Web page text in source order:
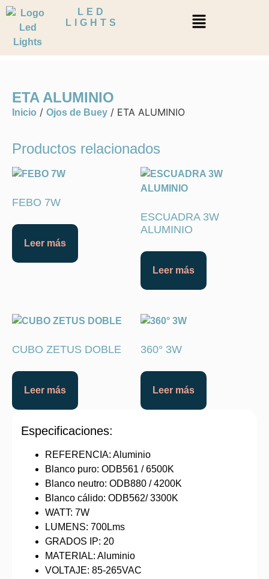
LED
LIGHTS
ETA ALUMINIO
Inicio / Ojos de Buey / ETA ALUMINIO
Productos relacionados
FEBO 7W
Leer más
ESCUADRA 3W
ALUMINIO
Leer más
CUBO ZETUS DOBLE
Leer más
360° 3W
Leer más
Especificaciones:
REFERENCIA: Aluminio
Blanco puro: ODB561 / 6500K
Blanco neutro: ODB880 / 4200K
Blanco cálido: ODB562/ 3300K
WATT: 7W
LUMENS: 700Lms
GRADOS IP: 20
MATERIAL: Aluminio
VOLTAJE: 85-265VAC